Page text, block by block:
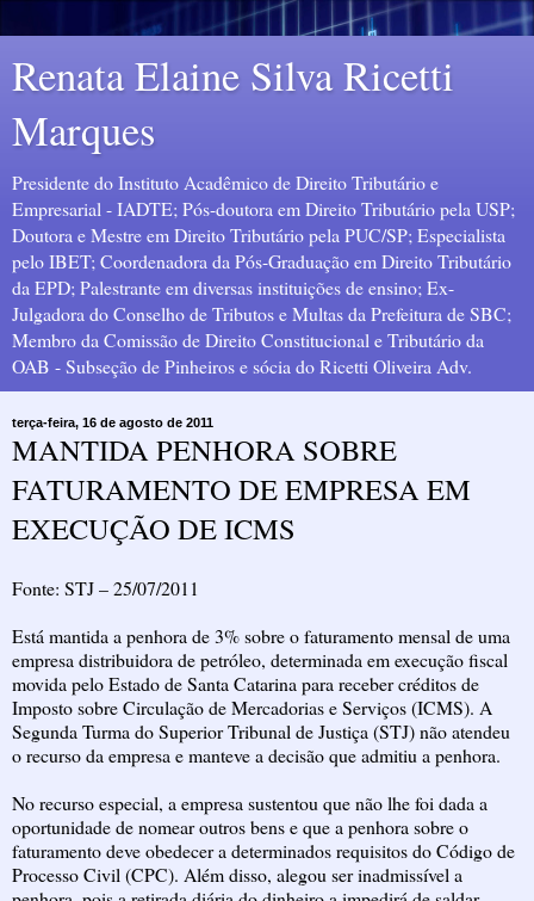
Renata Elaine Silva Ricetti
Marques
Presidente do Instituto Acadêmico de Direito Tributário e
Empresarial - IADTE; Pós-doutora em Direito Tributário pela USP;
Doutora e Mestre em Direito Tributário pela PUC/SP; Especialista
pelo IBET; Coordenadora da Pós-Graduação em Direito Tributário
da EPD; Palestrante em diversas instituições de ensino; Ex-
Julgadora do Conselho de Tributos e Multas da Prefeitura de SBC;
Membro da Comissão de Direito Constitucional e Tributário da
OAB - Subseção de Pinheiros e sócia do Ricetti Oliveira Adv.
terça-feira, 16 de agosto de 2011
MANTIDA PENHORA SOBRE
FATURAMENTO DE EMPRESA EM
EXECUÇÃO DE ICMS
Fonte: STJ – 25/07/2011
Está mantida a penhora de 3% sobre o faturamento mensal de uma
empresa distribuidora de petróleo, determinada em execução fiscal
movida pelo Estado de Santa Catarina para receber créditos de
Imposto sobre Circulação de Mercadorias e Serviços (ICMS). A
Segunda Turma do Superior Tribunal de Justiça (STJ) não atendeu
o recurso da empresa e manteve a decisão que admitiu a penhora.
No recurso especial, a empresa sustentou que não lhe foi dada a
oportunidade de nomear outros bens e que a penhora sobre o
faturamento deve obedecer a determinados requisitos do Código de
Processo Civil (CPC). Além disso, alegou ser inadmissível a